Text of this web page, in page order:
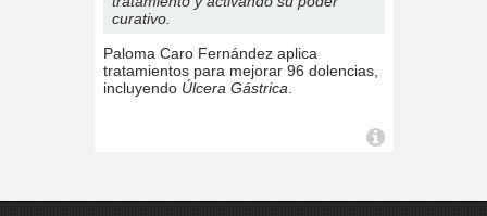
curativo.
Paloma Caro Fernández aplica
tratamientos para mejorar 96 dolencias,
incluyendo Úlcera Gástrica